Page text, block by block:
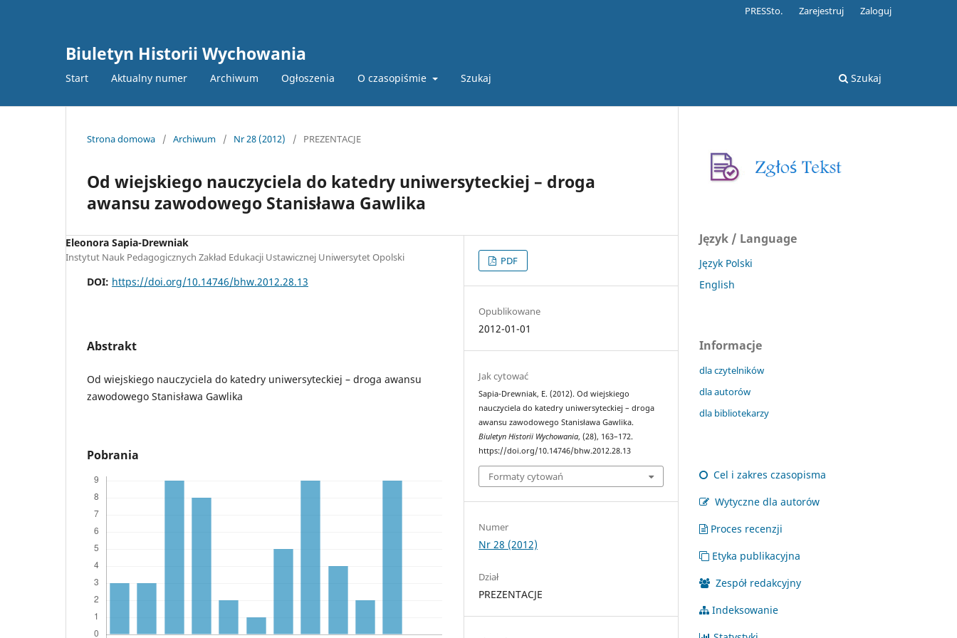
Biuletyn Historii Wychowania
Start Aktualny numer Archiwum Ogłoszenia O czasopiśmie Szukaj Szukaj
PRESSto. Zarejestruj Zaloguj
Strona domowa / Archiwum / Nr 28 (2012) / PREZENTACJE
Od wiejskiego nauczyciela do katedry uniwersyteckiej – droga
awansu zawodowego Stanisława Gawlika
Eleonora Sapia-Drewniak
Instytut Nauk Pedagogicznych Zakład Edukacji Ustawicznej Uniwersytet Opolski
DOI: https://doi.org/10.14746/bhw.2012.28.13
Abstrakt
Od wiejskiego nauczyciela do katedry uniwersyteckiej – droga awansu
zawodowego Stanisława Gawlika
Pobrania
PDF
Opublikowane
2012-01-01
Jak cytować
Sapia-Drewniak, E. (2012). Od wiejskiego
nauczyciela do katedry uniwersyteckiej – droga
awansu zawodowego Stanisława Gawlika.
Biuletyn Historii Wychowania, (28), 163–172.
https://doi.org/10.14746/bhw.2012.28.13
Formaty cytowań
Numer
Nr 28 (2012)
Dział
PREZENTACJE
Język / Language
Język Polski
English
Informacje
dla czytelników
dla autorów
dla bibliotekarzy
Cel i zakres czasopisma
Wytyczne dla autorów
Proces recenzji
Etyka publikacyjna
Zespół redakcyjny
Indeksowanie